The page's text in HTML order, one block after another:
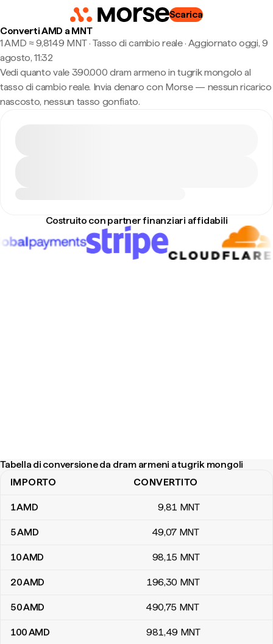
Scarica
Converti AMD a MNT
1 AMD ≈ 9,8149 MNT · Tasso di cambio reale· Aggiornato oggi, 9
agosto, 11:32
Vedi quanto vale 390.000 dram armeno in tugrik mongolo al
tasso di cambio reale. Invia denaro con Morse — nessun ricarico
nascosto, nessun tasso gonfiato.
Costruito con partner finanziari affidabili
Tabella di conversione da dram armeni a tugrik mongoli
Tabella di conversione da dram armeni a tugrik mongoli
IMPORTO CONVERTITO
1AMD 9,81 MNT
5AMD 49,07 MNT
10AMD 98,15 MNT
20AMD 196,30 MNT
50AMD 490,75 MNT
100AMD 981,49 MNT